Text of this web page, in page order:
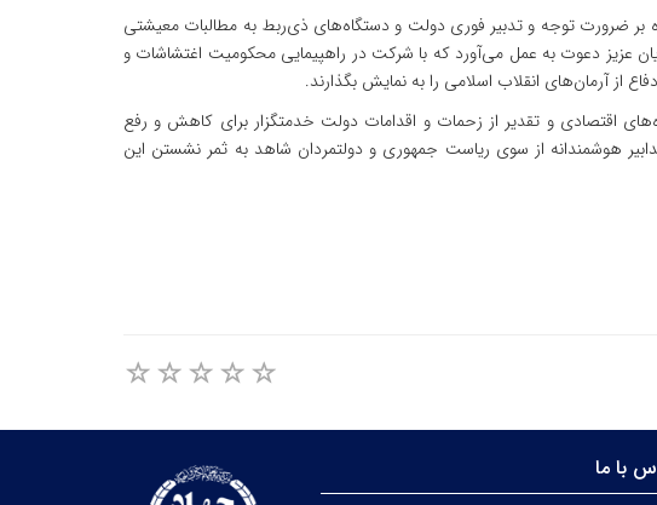
ضرورت توجه و تدبیر فوری دولت و دستگاه‌های ذی‌ربط به مطالبات معیشتی
عزیز دعوت به عمل می‌آورد که با شرکت در راهپیمایی محکومیت اغتشاشات و
آرمان‌های انقلاب اسلامی را به نمایش بگذارند.
اقتصادی و تقدیر از زحمات و اقدامات دولت خدمتگزار برای کاهش و رفع
هوشمندانه از سوی ریاست جمهوری و دولتمردان شاهد به ثمر نشستن این
با ما